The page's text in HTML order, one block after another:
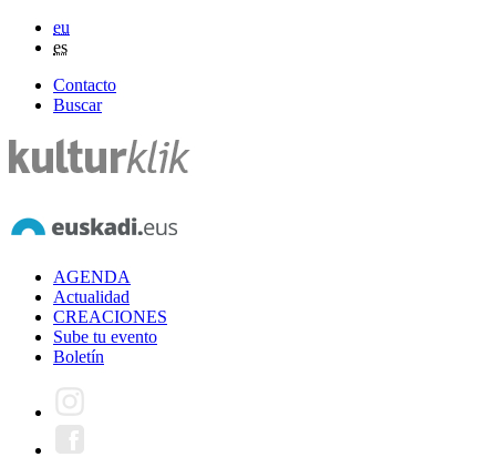
eu
es
Contacto
Buscar
AGENDA
Actualidad
CREACIONES
Sube tu evento
Boletín